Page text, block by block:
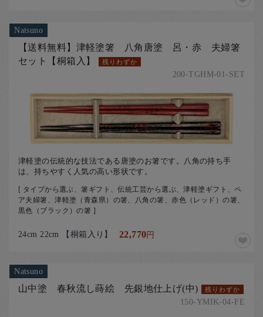
Natsuno
【送料無料】津軽塗箸 八角唐塗 呂・赤 夫婦箸
セット【桐箱入】
残りわずか
200-TGHM-01-SET
津軽塗の伝統的な技法である唐塗のお箸です。八角の持ち手
は、持ちやすく人気の高い形状です。
[ タイプから選ぶ、箸ギフト、伝統工芸から選ぶ、津軽塗ギフト、ペ
ア夫婦箸、津軽塗（青森県）の箸、八角の箸、赤色（レッド）の箸、
黒色（ブラック）の箸 ]
24cm 22cm 【桐箱入り】 22,770円
Natsuno
山中塗 春秋流し蒔絵 先銀地仕上げ(中) 残りわずか
150-YMIK-04-FE